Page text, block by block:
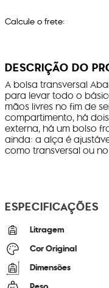
Calcule o frete:
DESCRIÇÃO DO
A bolsa transversal
para levar todo o
mãos livres no fim de
compartimento, há
externa, há um bolso
ainda: a alça é
como transversal ou
ESPECIFICAÇÕES
Litragem
Cor Original
Dimensões